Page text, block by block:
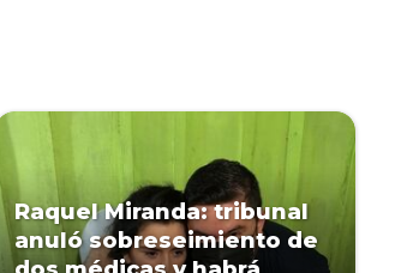
Raquel Miranda: tribunal
anuló sobreseimiento de